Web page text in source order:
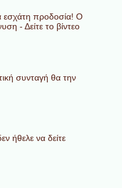
εσχάτη προδοσία! Ο
- Δείτε το βίντεο
συνταγή θα την
ήθελε να δείτε